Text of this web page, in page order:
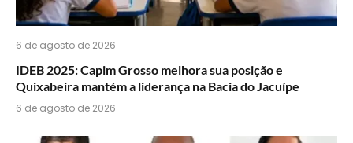
6 de agosto de 2026
IDEB 2025: Capim Grosso melhora sua posição e
Quixabeira mantém a liderança na Bacia do Jacuípe
6 de agosto de 2026